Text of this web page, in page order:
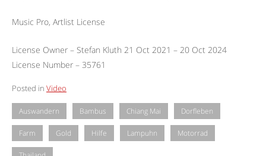
Music Pro, Artlist License
License Owner – Stefan Kluth 21 Oct 2021 – 20 Oct 2024
License Number – 35761
Posted in Video
Auswandern Bambus Chiang Mai Dorfleben
Farm Gold Hilfe Lampuhn Motorrad